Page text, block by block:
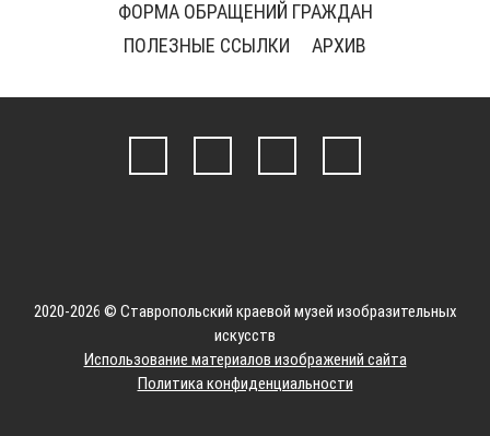
ФОРМА ОБРАЩЕНИЙ ГРАЖДАН
ПОЛЕЗНЫЕ ССЫЛКИ
АРХИВ
2020-2026 © Ставропольский краевой музей изобразительных
искусств
Использование материалов изображений сайта
Политика конфиденциальности